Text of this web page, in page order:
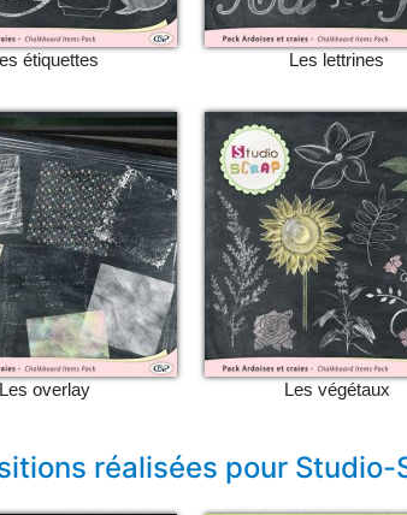
étiquettes Les lettrines
Les overlay Les végétaux
réalisées pour Studio-